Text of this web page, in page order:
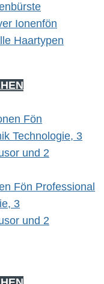
Ionenfön
Haartypen
Fön Professional
3
und 2